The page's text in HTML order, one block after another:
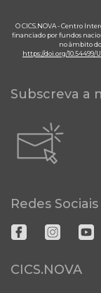
O CICS.NOVA - Centro
financiado por fundos
no âmbito
https://doi.org/10.54499/
Subscreva a
Redes Sociais
CICS.NOVA